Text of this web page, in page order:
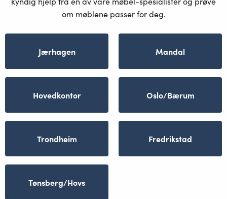
om møblene passer for deg.
Jærhagen Mandal
Hovedkontor Oslo/Bærum
Trondheim Fredrikstad
Tønsberg/Hovs